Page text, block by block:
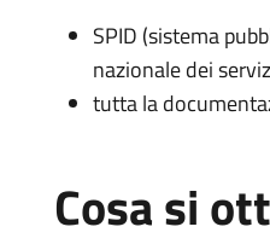
SPID (sistema
nazionale dei
tutta la
Cosa si